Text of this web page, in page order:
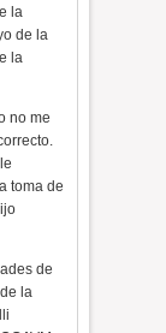
la
de la
la
no me
toma de
de
la